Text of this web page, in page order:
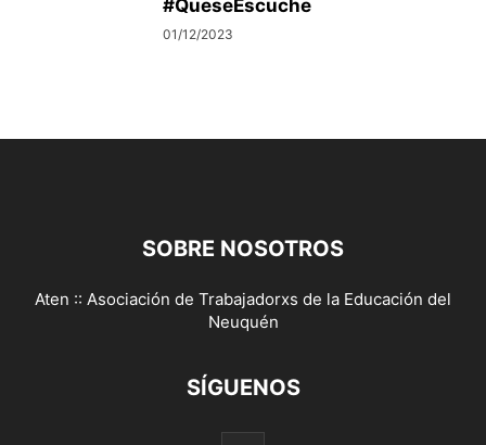
#QueseEscuche
01/12/2023
SOBRE NOSOTROS
Aten :: Asociación de Trabajadorxs de la Educación del
Neuquén
SÍGUENOS